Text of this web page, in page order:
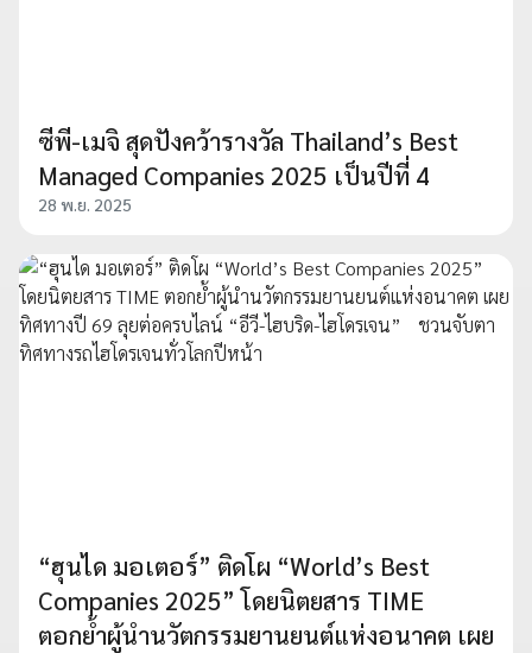
ซีพี-เมจิ สุดปังคว้ารางวัล Thailand’s Best
Managed Companies 2025 เป็นปีที่ 4
28 พ.ย. 2025
“ฮุนได มอเตอร์” ติดโผ “World’s Best
Companies 2025” โดยนิตยสาร TIME
ตอกย้ำผู้นำนวัตกรรมยานยนต์แห่งอนาคต เผย